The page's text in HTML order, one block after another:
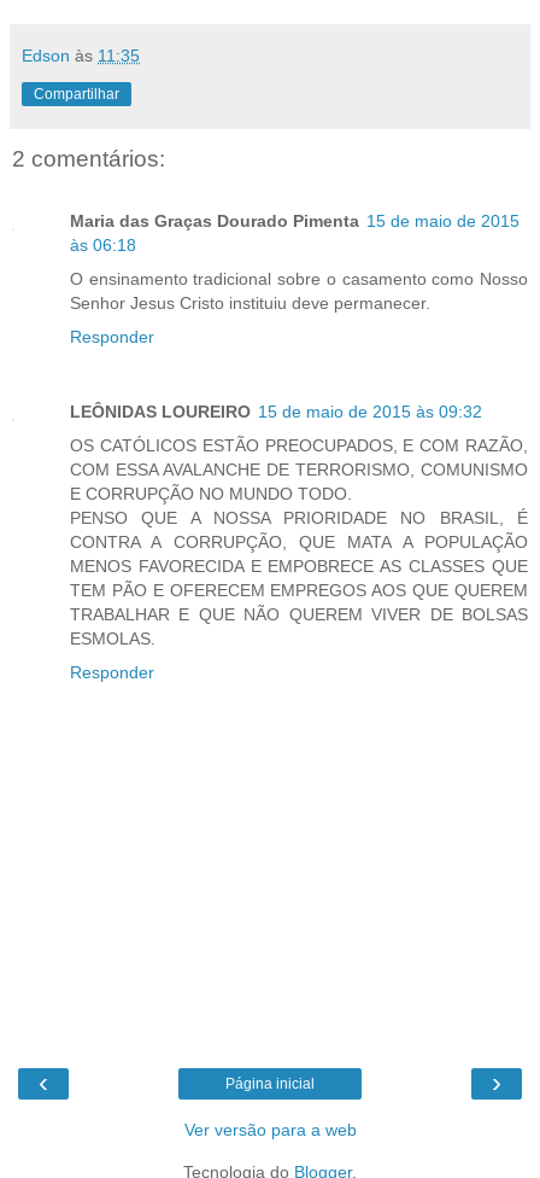
Edson às 11:35
Compartilhar
2 comentários:
Maria das Graças Dourado Pimenta 15 de maio de 2015
às 06:18
O ensinamento tradicional sobre o casamento como Nosso
Senhor Jesus Cristo instituiu deve permanecer.
Responder
LEÔNIDAS LOUREIRO 15 de maio de 2015 às 09:32
OS CATÓLICOS ESTÃO PREOCUPADOS, E COM RAZÃO,
COM ESSA AVALANCHE DE TERRORISMO, COMUNISMO
E CORRUPÇÃO NO MUNDO TODO.
PENSO QUE A NOSSA PRIORIDADE NO BRASIL, É
CONTRA A CORRUPÇÃO, QUE MATA A POPULAÇÃO
MENOS FAVORECIDA E EMPOBRECE AS CLASSES QUE
TEM PÃO E OFERECEM EMPREGOS AOS QUE QUEREM
TRABALHAR E QUE NÃO QUEREM VIVER DE BOLSAS
ESMOLAS.
Responder
‹ ›
Página inicial
Ver versão para a web
Tecnologia do Blogger.